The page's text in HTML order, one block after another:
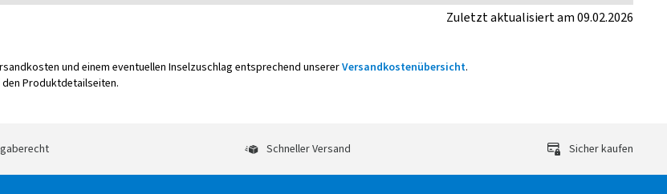
Zuletzt aktualisiert am 09.02.2026
und einem eventuellen Inselzuschlag entsprechend unsererVersandkostenübersicht.
Produktdetailseiten.
Schneller Versand Sicher kaufen